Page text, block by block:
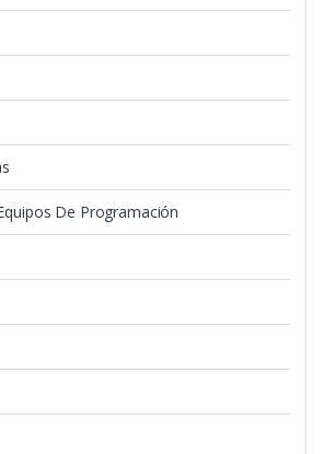
De Programación